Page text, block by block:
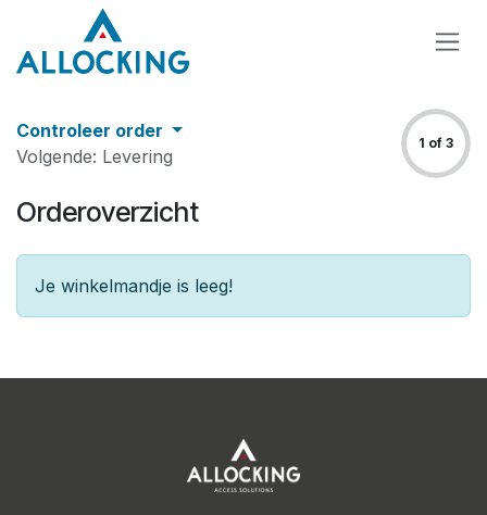
Overslaan naar inhoud
Controleer order
Volgende: Levering
1 of 3
Orderoverzicht
Je winkelmandje is leeg!